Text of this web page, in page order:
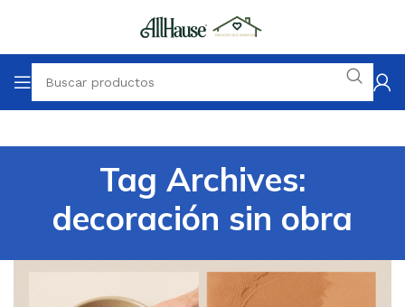
Tag Archives:
decoración sin obra